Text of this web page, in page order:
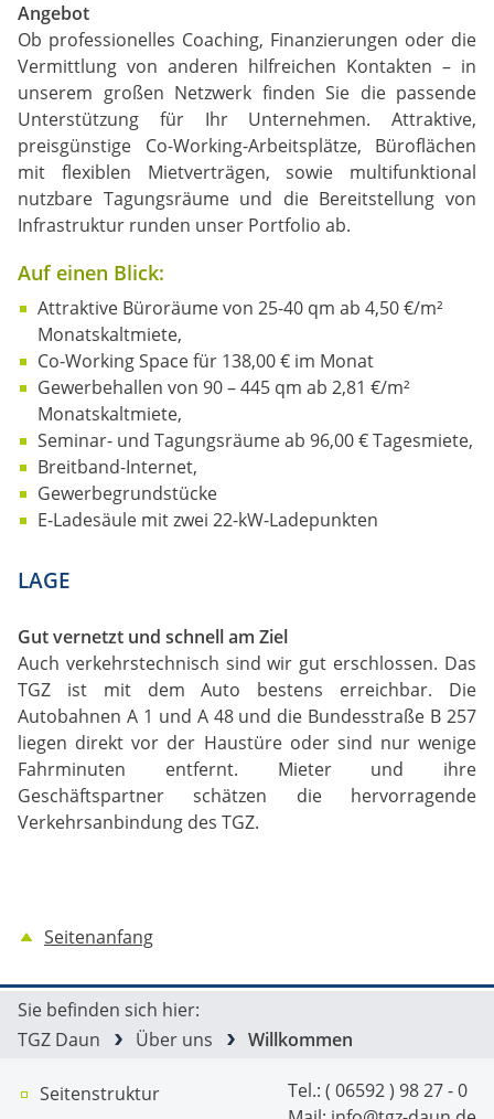
Angebot
Ob professionelles Coaching, Finanzierungen oder die
Vermittlung von anderen hilfreichen Kontakten – in
unserem großen Netzwerk finden Sie die passende
Unterstützung für Ihr Unternehmen. Attraktive,
preisgünstige Co-Working-Arbeitsplätze, Büroflächen
mit flexiblen Mietverträgen, sowie multifunktional
nutzbare Tagungsräume und die Bereitstellung von
Infrastruktur runden unser Portfolio ab.
Auf einen Blick:
Attraktive Büroräume von 25-40 qm ab 4,50 €/m²
Monatskaltmiete,
Co-Working Space für 138,00 € im Monat
Gewerbehallen von 90 – 445 qm ab 2,81 €/m²
Monatskaltmiete,
Seminar- und Tagungsräume ab 96,00 € Tagesmiete,
Breitband-Internet,
Gewerbegrundstücke
E-Ladesäule mit zwei 22-kW-Ladepunkten
LAGE
Gut vernetzt und schnell am Ziel
Auch verkehrstechnisch sind wir gut erschlossen. Das
TGZ ist mit dem Auto bestens erreichbar. Die
Autobahnen A 1 und A 48 und die Bundesstraße B 257
liegen direkt vor der Haustüre oder sind nur wenige
Fahrminuten entfernt. Mieter und ihre
Geschäftspartner schätzen die hervorragende
Verkehrsanbindung des TGZ.
Seitenanfang
Sie befinden sich hier:
TGZ Daun
Über uns Willkommen
Seitenstruktur
Tel.: ( 06592 ) 98 27 - 0